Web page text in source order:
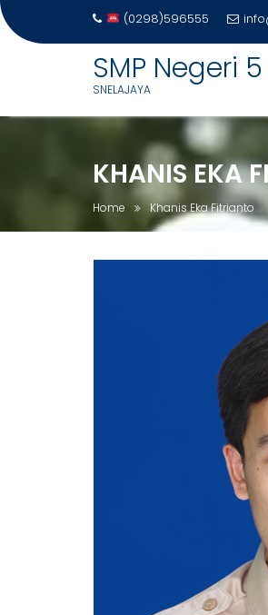
(0298)596555
SMP Negeri
SNELAJAYA
KHANIS EKA
Home Khanis Eka Fitrianto